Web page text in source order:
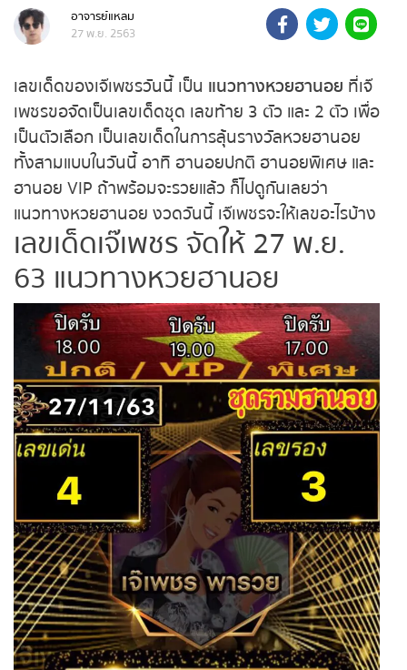
ถ่ายทอดสดหวยรัฐบาลไทย
ถ่ายทอดสดหวยธกส.
ถ่ายทอดสดหวยลาว
ถ่ายทอดสดหวยลาว ซุปเปอร์
ถ่ายทอดสดหวยฮานอยพิเศษ
ถ่ายทอดสดหวยมาเลย์
ถ่ายทอดสดหวยญีปุ่น
ถ่ายทอดสดหวยไต้หวัน
ถ่ายทอดสดหวยกัมพูชา GD
หวยหุ้นสด
หวยหุ้นไทย เย็น
หวยหุ้นเกาหลี
อาจารย์แหลม
27 พ.ย. 2563
เลขเด็ดของเจ๊เพชรวันนี้ เป็น แนวทางหวยฮานอย ที่เจ๊
เพชรขอจัดเป็นเลขเด็ดชุด เลขท้าย 3 ตัว และ 2 ตัว เพื่อ
เป็นตัวเลือก เป็นเลขเด็ดในการลุ้นรางวัลหวยฮานอย
ทั้งสามแบบในวันนี้ อาทิ ฮานอยปกติ ฮานอยพิเศษ และ
ฮานอย VIP ถ้าพร้อมจะรวยแล้ว ก็ไปดูกันเลยว่า
แนวทางหวยฮานอย งวดวันนี้ เจ๊เพชรจะให้เลขอะไรบ้าง
เลขเด็ดเจ๊เพชร จัดให้ 27 พ.ย.
63 แนวทางหวยฮานอย